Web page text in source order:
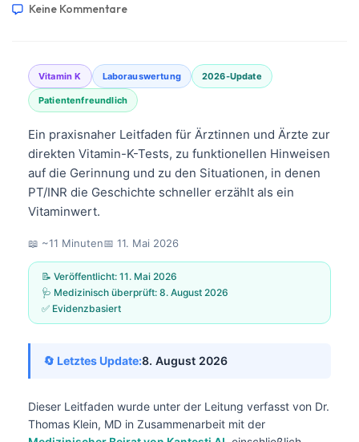
Keine Kommentare
Vitamin K Laborauswertung 2026-Update
Patientenfreundlich
Ein praxisnaher Leitfaden für Ärztinnen und Ärzte zur
direkten Vitamin-K-Tests, zu funktionellen Hinweisen
auf die Gerinnung und zu den Situationen, in denen
PT/INR die Geschichte schneller erzählt als ein
Vitaminwert.
📖 ~11 Minuten📅 11. Mai 2026
📝 Veröffentlicht: 11. Mai 2026
🩺 Medizinisch überprüft: 8. August 2026
✅ Evidenzbasiert
🔄 Letztes Update:8. August 2026
Dieser Leitfaden wurde unter der Leitung verfasst von Dr.
Thomas Klein, MD in Zusammenarbeit mit der